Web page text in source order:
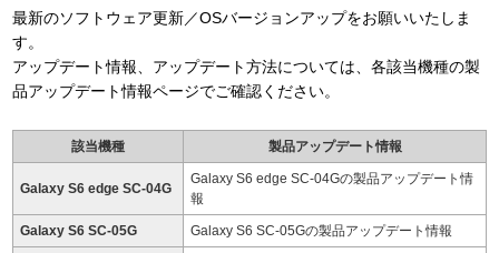
最新のソフトウェア更新／OSバージョンアップをお願いいたしま
す。
アップデート情報、アップデート方法については、各該当機種の製
品アップデート情報ページでご確認ください。
該当機種 製品アップデート情報
Galaxy S6 edge SC-04G
Galaxy S6 edge SC-04Gの製品アップデート情
報
Galaxy S6 SC-05G Galaxy S6 SC-05Gの製品アップデート情報